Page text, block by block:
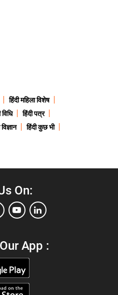
हिंदी महिला विशेष
हिंदी पत्र
हिंदी कुछ भी
On:
App :